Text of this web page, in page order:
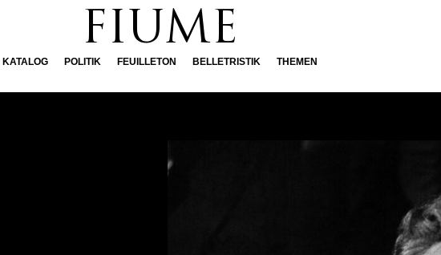
FIUME
KATALOG POLITIK FEUILLETON BELLETRISTIK THEMEN